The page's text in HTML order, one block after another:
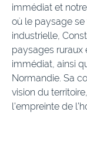
immédiat et
où le paysage
industrielle,
paysages ruraux
immédiat, ainsi
Normandie. Sa
vision du
l’empreinte de